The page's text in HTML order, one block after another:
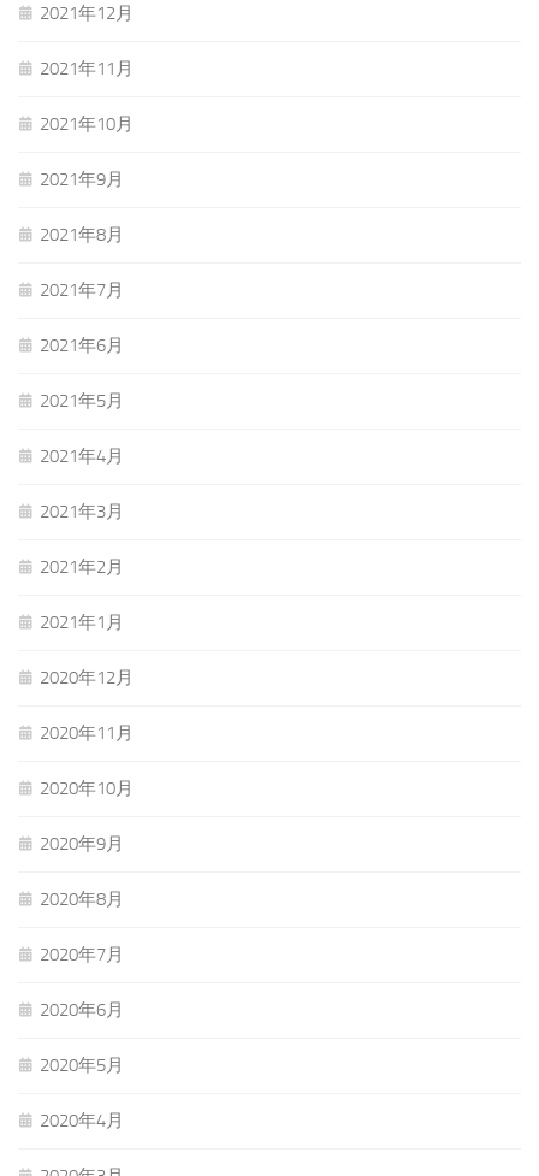
2021年12月
2021年11月
2021年10月
2021年9月
2021年8月
2021年7月
2021年6月
2021年5月
2021年4月
2021年3月
2021年2月
2021年1月
2020年12月
2020年11月
2020年10月
2020年9月
2020年8月
2020年7月
2020年6月
2020年5月
2020年4月